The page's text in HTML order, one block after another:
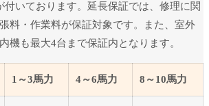
付いております。延長保証では、修理に関
料・作業料が保証対象です。また、室外
機も最大4台まで保証内となります。
1～3馬力 4～6馬力 8～10馬力